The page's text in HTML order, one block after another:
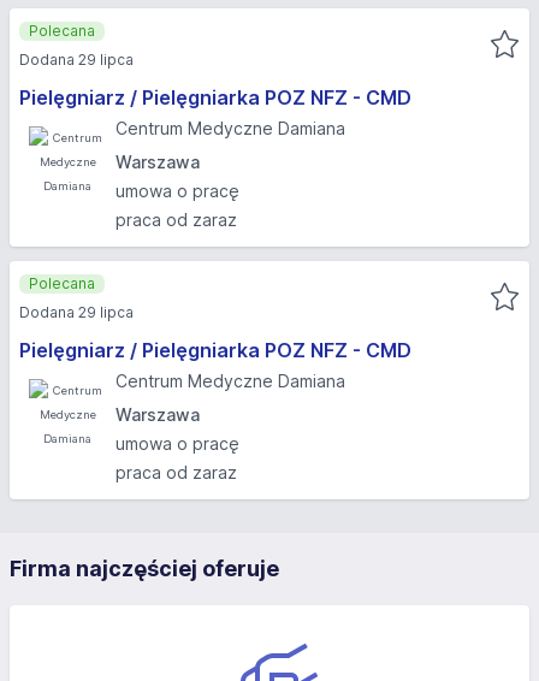
Pielęgniarz / Pielęgniarka POZ NFZ - CMD
Centrum Medyczne Damiana
Warszawa
umowa o pracę
praca od zaraz
Polecana
Dodana 29 lipca
Pielęgniarz / Pielęgniarka POZ NFZ - CMD
Centrum Medyczne Damiana
Warszawa
umowa o pracę
praca od zaraz
Polecana
Dodana 29 lipca
Firma najczęściej oferuje